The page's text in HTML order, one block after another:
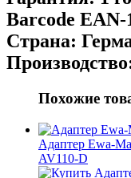
Barcode EAN-
Страна:
Похожие
Адаптер Ewa-
AV110-D